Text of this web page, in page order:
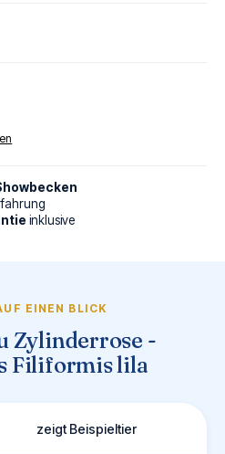
inklusive
EINEN BLICK
Zylinderrose -
Filiformis lila
zeigt Beispieltier